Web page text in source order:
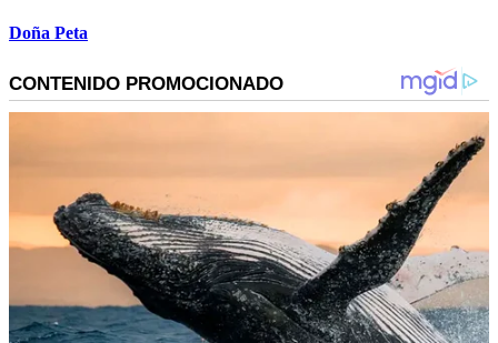
Doña Peta